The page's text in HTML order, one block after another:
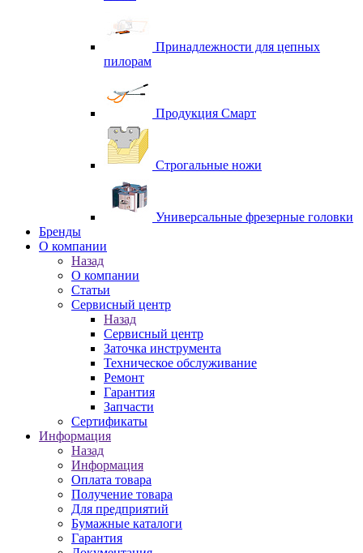
Принадлежности для цепных
пилорам
Продукция Смарт
Строгальные ножи
Универсальные фрезерные головки
Бренды
O компании
Назад
O компании
Статьи
Сервисный центр
Назад
Сервисный центр
Заточка инструмента
Техническое обслуживание
Ремонт
Гарантия
Запчасти
Сертификаты
Информация
Назад
Информация
Оплата товара
Получение товара
Для предприятий
Бумажные каталоги
Гарантия